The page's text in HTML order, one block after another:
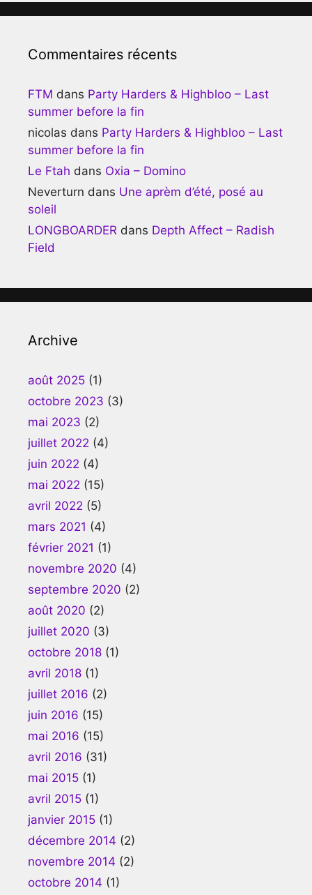
Commentaires récents
FTM dans Party Harders & Highbloo – Last
summer before la fin
nicolas dans Party Harders & Highbloo – Last
summer before la fin
Le Ftah dans Oxia – Domino
Neverturn dans Une aprèm d’été, posé au
soleil
LONGBOARDER dans Depth Affect – Radish
Field
Archive
août 2025 (1)
octobre 2023 (3)
mai 2023 (2)
juillet 2022 (4)
juin 2022 (4)
mai 2022 (15)
avril 2022 (5)
mars 2021 (4)
février 2021 (1)
novembre 2020 (4)
septembre 2020 (2)
août 2020 (2)
juillet 2020 (3)
octobre 2018 (1)
avril 2018 (1)
juillet 2016 (2)
juin 2016 (15)
mai 2016 (15)
avril 2016 (31)
mai 2015 (1)
avril 2015 (1)
janvier 2015 (1)
décembre 2014 (2)
novembre 2014 (2)
octobre 2014 (1)